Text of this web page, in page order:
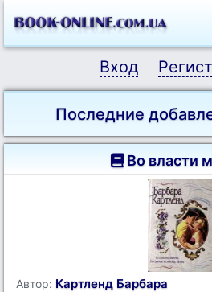
Вход
Последние
Во власти
Автор: Картленд Барбара